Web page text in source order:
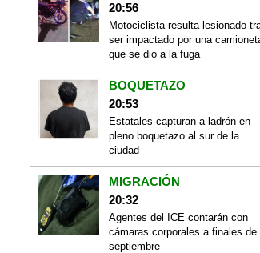
20:56
Motociclista resulta lesionado
ser impactado por una
que se dio a la fuga
BOQUETAZO
20:53
Estatales capturan a ladrón en
pleno boquetazo al sur de la
ciudad
MIGRACIÓN
20:32
Agentes del ICE contarán con
cámaras corporales a finales de
septiembre